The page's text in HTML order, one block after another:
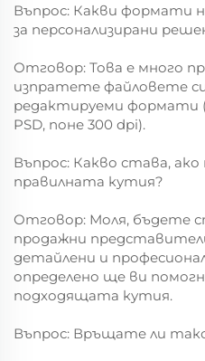
Въпрос: Какви формати
за персонализирани
Отговор: Това е много
изпратете файловете
редактируеми формати
PSD, поне 300 dpi).
Въпрос: Какво става, ако
правилната кутия?
Отговор: Моля, бъдете
продажни
детайлени и
определено ще ви
подходящата кутия.
Въпрос: Връщате ли